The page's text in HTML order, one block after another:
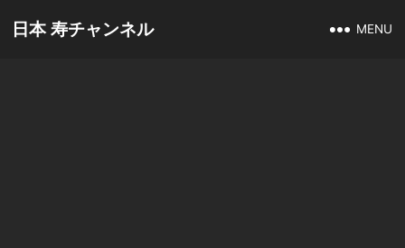
日本 寿チャンネル MENU